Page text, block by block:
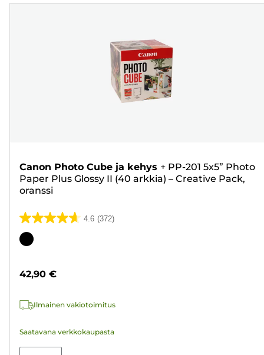
Canon Photo Cube ja kehys + PP-201 5x5” Photo
Paper Plus Glossy II (40 arkkia) – Creative Pack,
oranssi
4.6 (372)
4.6/5
tähteä.
Värikasetti
42,90 €
Ilmainen vakiotoimitus
Saatavana verkkokaupasta